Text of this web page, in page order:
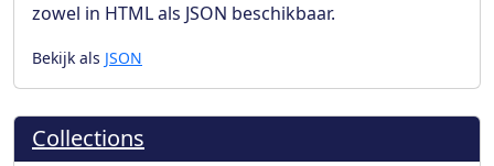
zowel in HTML als JSON beschikbaar.
Bekijk als JSON
Collections